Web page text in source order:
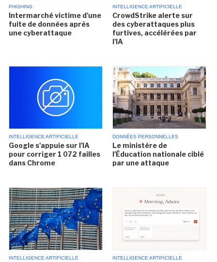
PHISHING
Intermarché victime d'une
fuite de données après
une cyberattaque
INTELLIGENCE ARTIFICIELLE
CrowdStrike alerte sur
des cyberattaques plus
furtives, accélérées par
l'IA
INTELLIGENCE ARTIFICIELLE
Google s'appuie sur l'IA
pour corriger 1 072 failles
dans Chrome
DONNÉES PERSONNELLES
Le ministère de
l'Éducation nationale ciblé
par une attaque
INTELLIGENCE ARTIFICIELLE INTELLIGENCE ARTIFICIELLE